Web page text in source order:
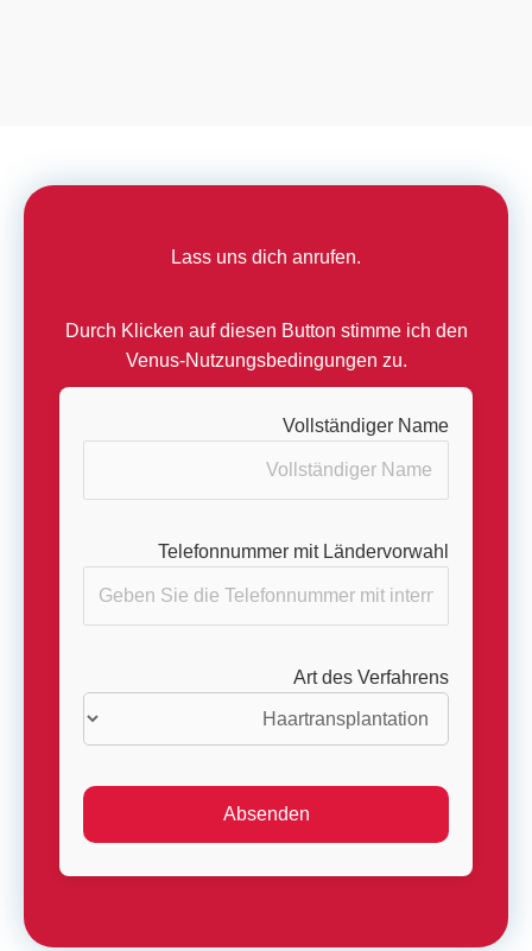
Lass uns dich anrufen.
Durch Klicken auf diesen Button stimme ich den
Venus-Nutzungsbedingungen zu.
Vollständiger Name
Telefonnummer mit Ländervorwahl
Art des Verfahrens